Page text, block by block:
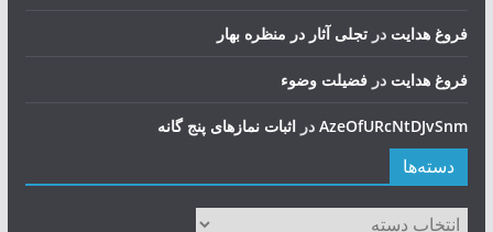
فروغ هدایت در تجلی آثار در منظره بهار
فروغ هدایت در فضيلت وضوء
AzeOfURcNtDJvSnmدر اثبات نمازهای پنج گانه
دسته‌ها
دسته‌ها